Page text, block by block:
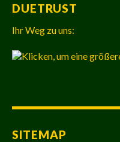
DUETRUST
Ihr Weg zu uns:
SITEMAP